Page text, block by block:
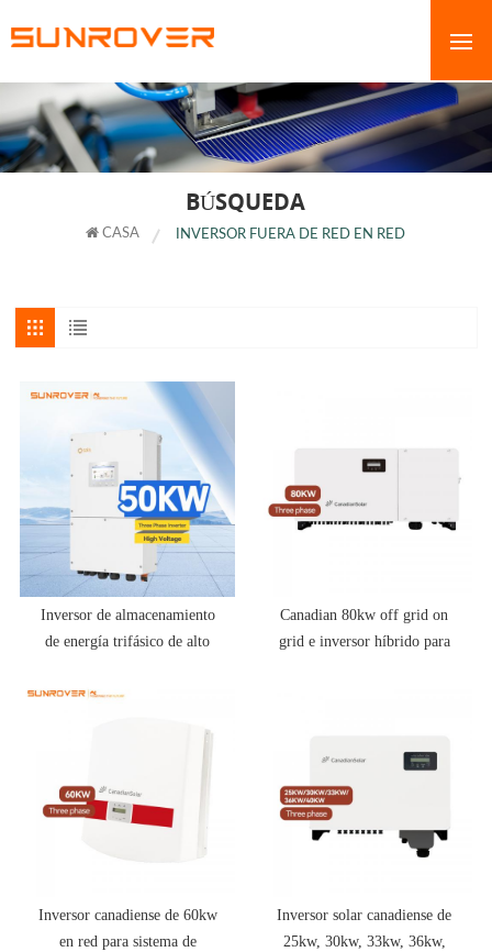
BÚSQUEDA
CASA INVERSOR FUERA DE RED EN RED
Inversor de almacenamiento
de energía trifásico de alto
kW
Canadian 80kw off grid on
grid e inversor híbrido para
Inversor canadiense de 60kw
en red para sistema de
Inversor solar canadiense de
25kw, 30kw, 33kw, 36kw,